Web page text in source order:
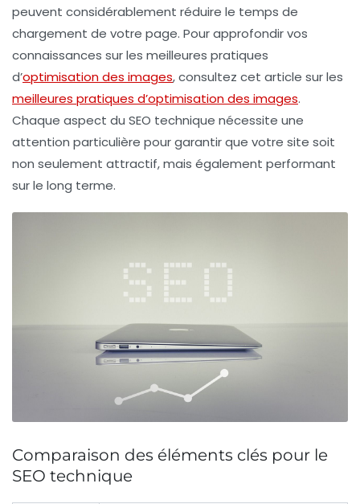
peuvent considérablement réduire le temps de
chargement de votre page. Pour approfondir vos
connaissances sur les meilleures pratiques
d’optimisation des images, consultez cet article sur les
meilleures pratiques d’optimisation des images.
Chaque aspect du SEO technique nécessite une
attention particulière pour garantir que votre site soit
non seulement attractif, mais également performant
sur le long terme.
Comparaison des éléments clés pour le
SEO technique